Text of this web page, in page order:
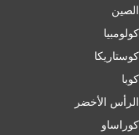
الصين
کولومبیا
كوستاريكا
كوبا
الرأس الأخضر
كوراساو